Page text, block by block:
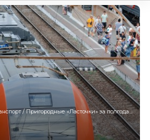
/Пригородные «Ласточки» за полгода перевезли около 9 млн человек в Сочи